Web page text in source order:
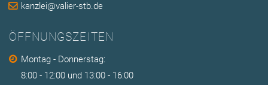
kanzlei@valier-stb.de
ÖFFNUNGSZEITEN
Montag - Donnerstag:
8:00 - 12:00 und 13:00 - 16:00